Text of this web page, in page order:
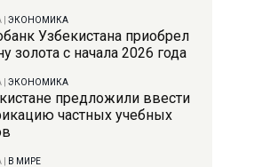
ЭКОНОМИКА
Узбекистана приобрел
золота с начала 2026 года
ЭКОНОМИКА
предложили ввести
частных учебных
В МИРЕ